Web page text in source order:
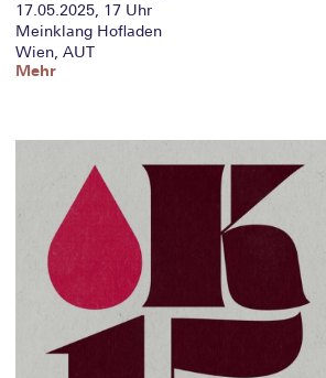
17.05.2025, 17 Uhr
Meinklang Hofladen
Wien, AUT
Mehr